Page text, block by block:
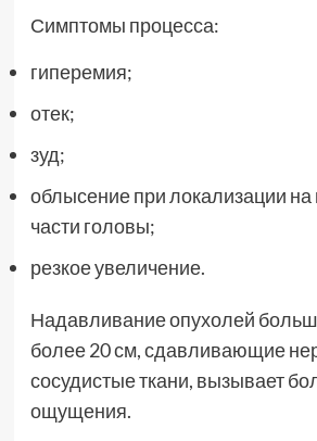
Симптомы процесса:
гиперемия;
отек;
зуд;
облысение при локализации на
части головы;
резкое увеличение.
Надавливание опухолей
более 20 см, сдавливающие
сосудистые ткани, вызывает
ощущения.